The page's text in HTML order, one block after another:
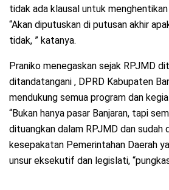
tidak ada klausal untuk
“Akan diputuskan di putusan akhir
tidak, ” katanya.
Praniko menegaskan sejak RPJMD
ditandatangani , DPRD Kabupaten
mendukung semua program dan
“Bukan hanya pasar Banjaran, tapi
dituangkan dalam RPJMD dan sudah
kesepakatan Pemerintahan Daerah
unsur eksekutif dan legislati,